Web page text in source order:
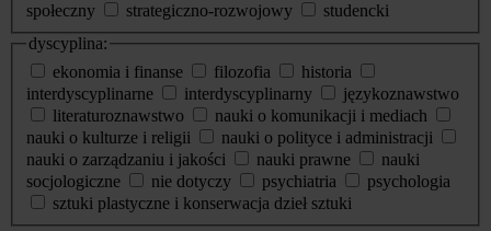
społeczny
strategiczno-rozwojowy
studencki
dyscyplina:
ekonomia i finanse
filozofia
historia
interdyscyplinarne
interdyscyplinarny
językoznawstwo
literaturoznawstwo
nauki o komunikacji i mediach
nauki o kulturze i religii
nauki o polityce i administracji
nauki o zarządzaniu i jakości
nauki prawne
nauki
socjologiczne
nie dotyczy psychiatria
psychologia
sztuki plastyczne i konserwacja dzieł sztuki